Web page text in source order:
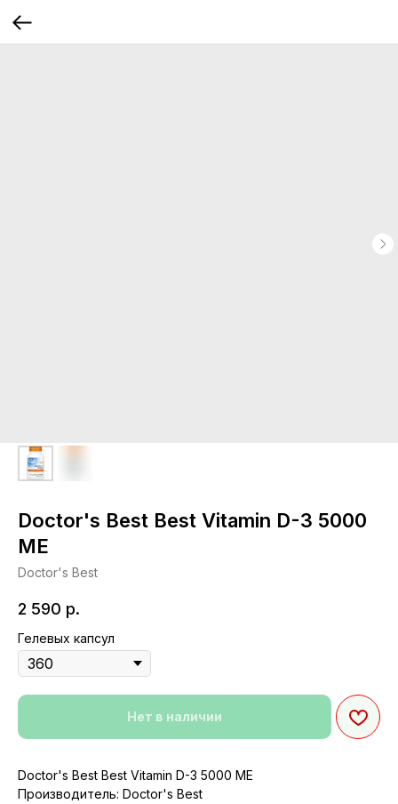
Doctor's Best Best Vitamin D-3 5000
МЕ
Doctor's Best
2 590 р.
Гелевых капсул
Нет в наличии
Doctor's Best Best Vitamin D-3 5000 МЕ
Производитель: Doctor's Best